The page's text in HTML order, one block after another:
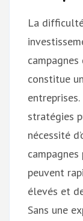
La
constitue
stratégies
nécessité
peuvent
élevés et
Sans une